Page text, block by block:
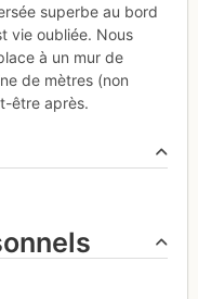
superbe au bord
vie oubliée. Nous
à un mur de
de mètres (non
être après.